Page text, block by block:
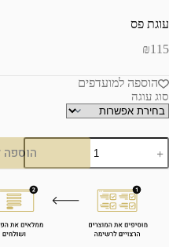
עוגת פס
₪115
הוספה למועדפים
סוג עוגה
הוספה